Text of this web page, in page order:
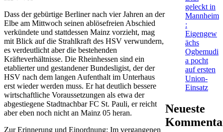
Dass der gebürtige Berliner nach vier Jahren an der
Elbe am Mittwoch seinen ablösefreien Abschied
verkündete und stattdessen Mainz vorzieht, mag
mit Blick auf die Strahlkraft des HSV verwundern,
es verdeutlicht aber die bestehenden
Kräfteverhältnisse. Die Rheinhessen sind ein
etablierter und gestandener Bundesligist, der der
HSV nach dem langen Aufenthalt im Unterhaus
erst wieder werden muss. Er hat deutlich bessere
wirtschaftliche Voraussetzungen als etwa der
abgestiegene Stadtnachbar FC St. Pauli, er reicht
aber eben noch nicht an Mainz 05 heran.
Zur Erinnerung und Einordnung: Im vergangenen
geleckt in
Mannheim
:
Eigengew
ächs
Ogbemudi
a pocht
auf ersten
Union-
Einsatz
Neueste